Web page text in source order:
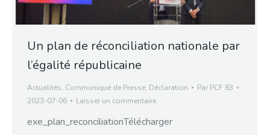
Un plan de réconciliation nationale par
l’égalité républicaine
Actualités, Communiqué de Presse, Déclaration Par PCF 83
2023-07-06
Laisser un commentaire
exe_plan_reconciliationTélécharger